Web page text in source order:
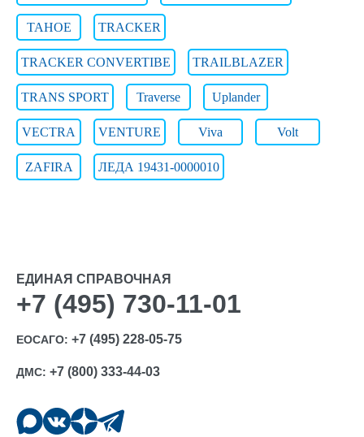
TAHOE TRACKER
TRACKER CONVERTIBE TRAILBLAZER
TRANS SPORT Traverse Uplander
VECTRA VENTURE Viva Volt
ZAFIRA ЛЕДА 19431-0000010
ЕДИНАЯ СПРАВОЧНАЯ
+7 (495) 730-11-01
ЕОСАГО: +7 (495) 228-05-75
ДМС: +7 (800) 333-44-03